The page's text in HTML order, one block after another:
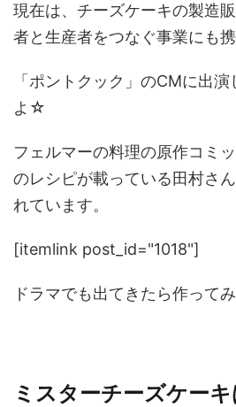
現在は、チーズケーキの製造
者と生産者をつなぐ事業にも携
「ポントクック」のCMに出
よ☆
フェルマーの料理の原作コミ
のレシピが載っている田村さ
れています。
[itemlink post_id="1018"]
ドラマでも出てきたら作って
ミスターチーズケー